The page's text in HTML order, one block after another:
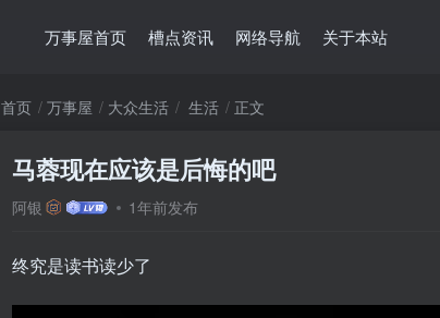
万事屋首页 槽点资讯 网络导航 关于本站
首页 万事屋 大众生活 生活 正文
马蓉现在应该是后悔的吧
阿银 1年前发布
终究是读书读少了